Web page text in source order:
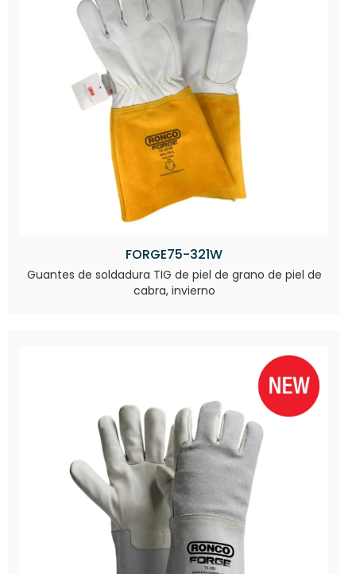
FORGE75-321W
Guantes de soldadura TIG de piel de grano de piel de
cabra, invierno